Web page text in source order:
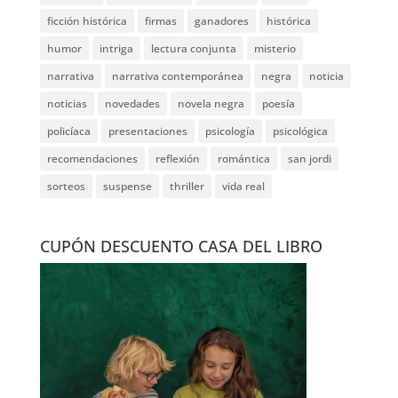
ficción histórica
firmas ganadores
histórica
humor
intriga lectura conjunta
misterio
narrativa
narrativa contemporánea negra
noticia
noticias
novedades novela negra
poesía
policíaca
presentaciones psicología
psicológica
recomendaciones
reflexión romántica
san jordi
sorteos
suspense thriller vida real
CUPÓN DESCUENTO CASA DEL LIBRO